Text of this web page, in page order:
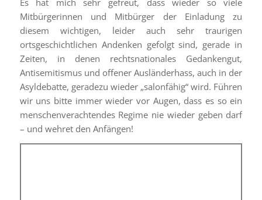
Es hat mich sehr gefreut, dass wieder so viele
Mitbürgerinnen und Mitbürger der Einladung zu
diesem wichtigen, leider auch sehr traurigen
ortsgeschichtlichen Andenken gefolgt sind, gerade in
Zeiten, in denen rechtsnationales Gedankengut,
Antisemitismus und offener Ausländerhass, auch in der
Asyldebatte, geradezu wieder „salonfähig“ wird. Führen
wir uns bitte immer wieder vor Augen, dass es so ein
menschenverachtendes Regime nie wieder geben darf
– und wehret den Anfängen!